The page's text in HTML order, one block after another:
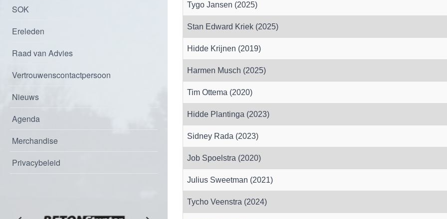
SOK
Ereleden
Raad van Advies
Vertrouwenscontactpersoon
Nieuws
Agenda
Merchandise
Privacybeleid
Tygo Jansen (2025)
Stan Edward Kriek (2025)
Hidde Krijnen (2019)
Harmen Musch (2025)
Tim Ottema (2020)
Hidde Plantinga (2023)
Sidney Rada (2023)
Job Spoelstra (2020)
Julius Sweetman (2021)
Tycho Veenstra (2024)